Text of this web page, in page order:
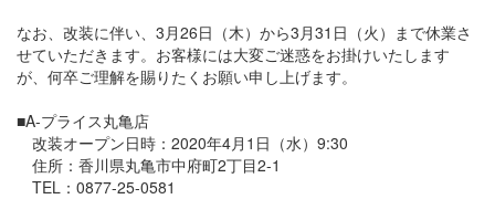
電子公告
新規出店用地の募集
プライバシーポリシー
サイトご利用について
なお、改装に伴い、3月26日（木）から3月31日（火）まで休業さ
せていただきます。お客様には大変ご迷惑をお掛けいたします
が、何卒ご理解を賜りたくお願い申し上げます。
■A-プライス丸亀店
改装オープン日時：2020年4月1日（水）9:30
住所：香川県丸亀市中府町2丁目2-1
TEL：0877-25-0581